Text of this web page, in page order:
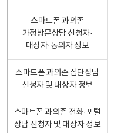
스마트폰 과의존
가정방문상담 신청자·
대상자·동의자 정보
스마트폰 과의존 집단상담
신청자 및 대상자 정보
스마트폰 과의존 전화·포털
상담 신청자 및 대상자 정보